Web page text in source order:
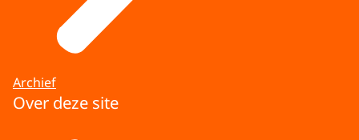
Archief
Over deze site